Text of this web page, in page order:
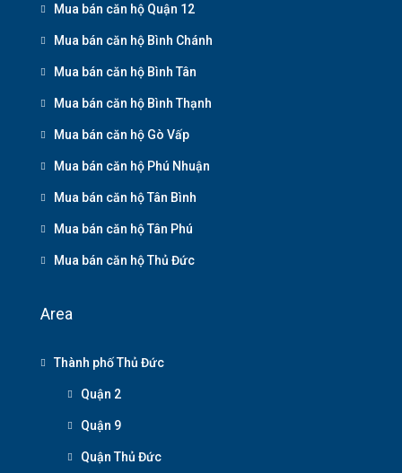
Mua bán căn hộ Quận 12
Mua bán căn hộ Bình Chánh
Mua bán căn hộ Bình Tân
Mua bán căn hộ Bình Thạnh
Mua bán căn hộ Gò Vấp
Mua bán căn hộ Phú Nhuận
Mua bán căn hộ Tân Bình
Mua bán căn hộ Tân Phú
Mua bán căn hộ Thủ Đức
Area
Thành phố Thủ Đức
Quận 2
Quận 9
Quận Thủ Đức